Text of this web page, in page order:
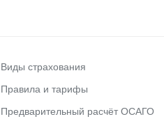
Виды страхования
Правила и тарифы
Предварительный расчёт ОСАГО